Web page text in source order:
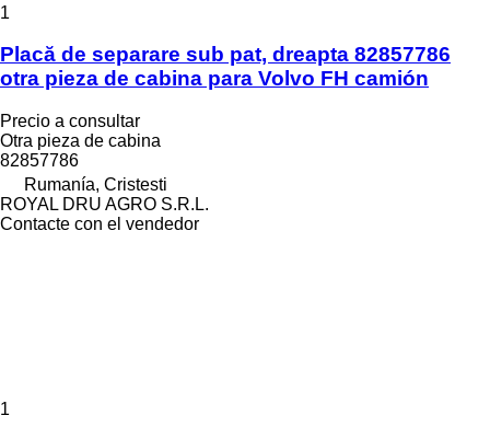
1
Placă de separare sub pat, dreapta 82857786
otra pieza de cabina para Volvo FH camión
Precio a consultar
Otra pieza de cabina
82857786
Rumanía, Cristesti
ROYAL DRU AGRO S.R.L.
Contacte con el vendedor
1